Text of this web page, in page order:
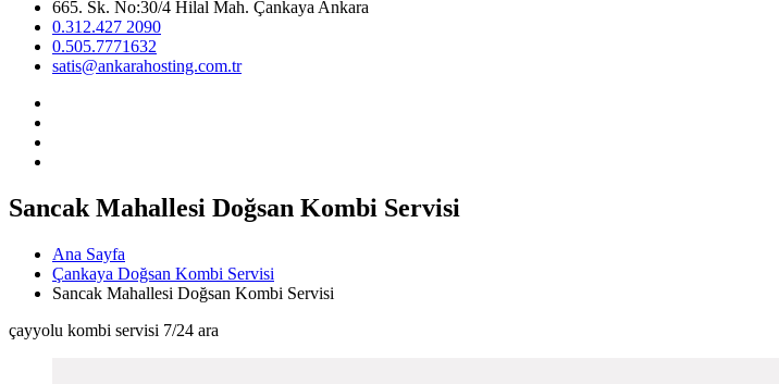
665. Sk. No:30/4 Hilal Mah. Çankaya Ankara
0.312.427 2090
0.505.7771632
satis@ankarahosting.com.tr
Sancak Mahallesi Doğsan Kombi Servisi
Ana Sayfa
Çankaya Doğsan Kombi Servisi
Sancak Mahallesi Doğsan Kombi Servisi
çayyolu kombi servisi 7/24 ara